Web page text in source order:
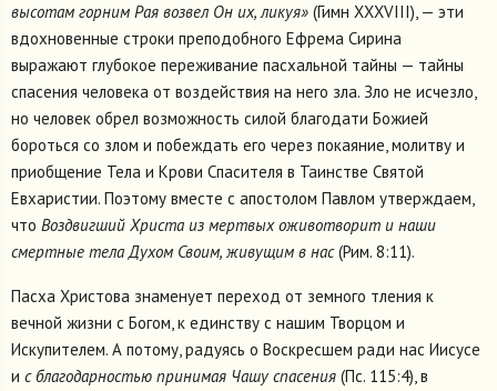
высотам горним Рая возвел Он их, ликуя» (Гимн XXXVIII), — эти
вдохновенные строки преподобного Ефрема Сирина
выражают глубокое переживание пасхальной тайны — тайны
спасения человека от воздействия на него зла. Зло не исчезло,
но человек обрел возможность силой благодати Божией
бороться со злом и побеждать его через покаяние, молитву и
приобщение Тела и Крови Спасителя в Таинстве Святой
Евхаристии. Поэтому вместе с апостолом Павлом утверждаем,
что Воздвигший Христа из мертвых оживотворит и наши
смертные тела Духом Своим, живущим в нас(Рим. 8:11).
Пасха Христова знаменует переход от земного тления к
вечной жизни с Богом, к единству с нашим Творцом и
Искупителем. А потому, радуясь о Воскресшем ради нас Иисусе
и с благодарностью принимая Чашу спасения (Пс. 115:4), в